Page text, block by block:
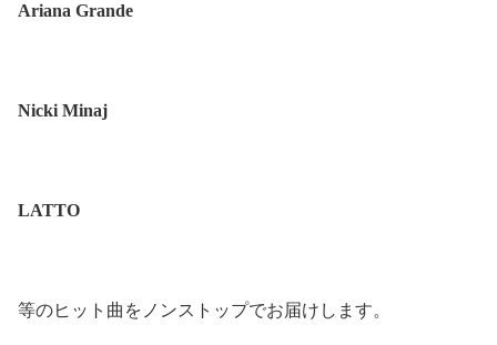
Ariana Grande
Nicki Minaj
LATTO
等のヒット曲をノンストップでお届けします。